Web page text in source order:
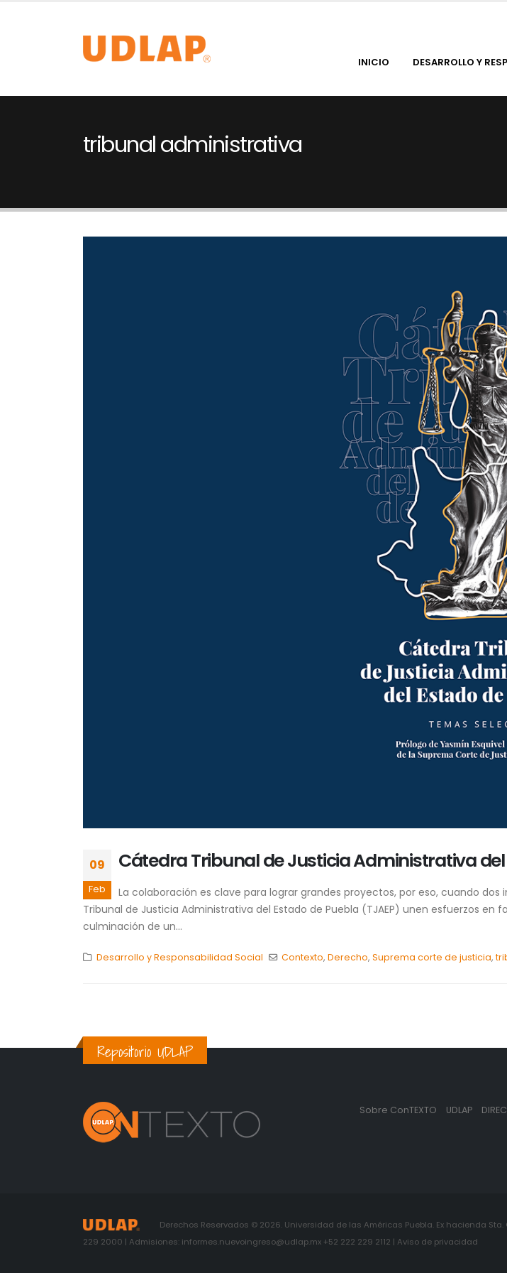
INICIO DESARROLLO Y
tribunal administrativa
09
Feb
Cátedra Tribunal de Justicia Administrativa
La colaboración es clave para lograr grandes proyectos, por eso, cuando dos
Tribunal de Justicia Administrativa del Estado de Puebla (TJAEP) unen esfuerzos
culminación de un...
Desarrollo y Responsabilidad Social Contexto,Derecho,Suprema corte de justicia,
Repositorio UDLAP
Sobre ConTEXTO UDLAP
Derechos Reservados © 2026. Universidad de las Américas Puebla. Ex hacienda
229 2000 | Admisiones: informes.nuevoingreso@udlap.mx +52 222 229 2112 | Aviso de privacidad